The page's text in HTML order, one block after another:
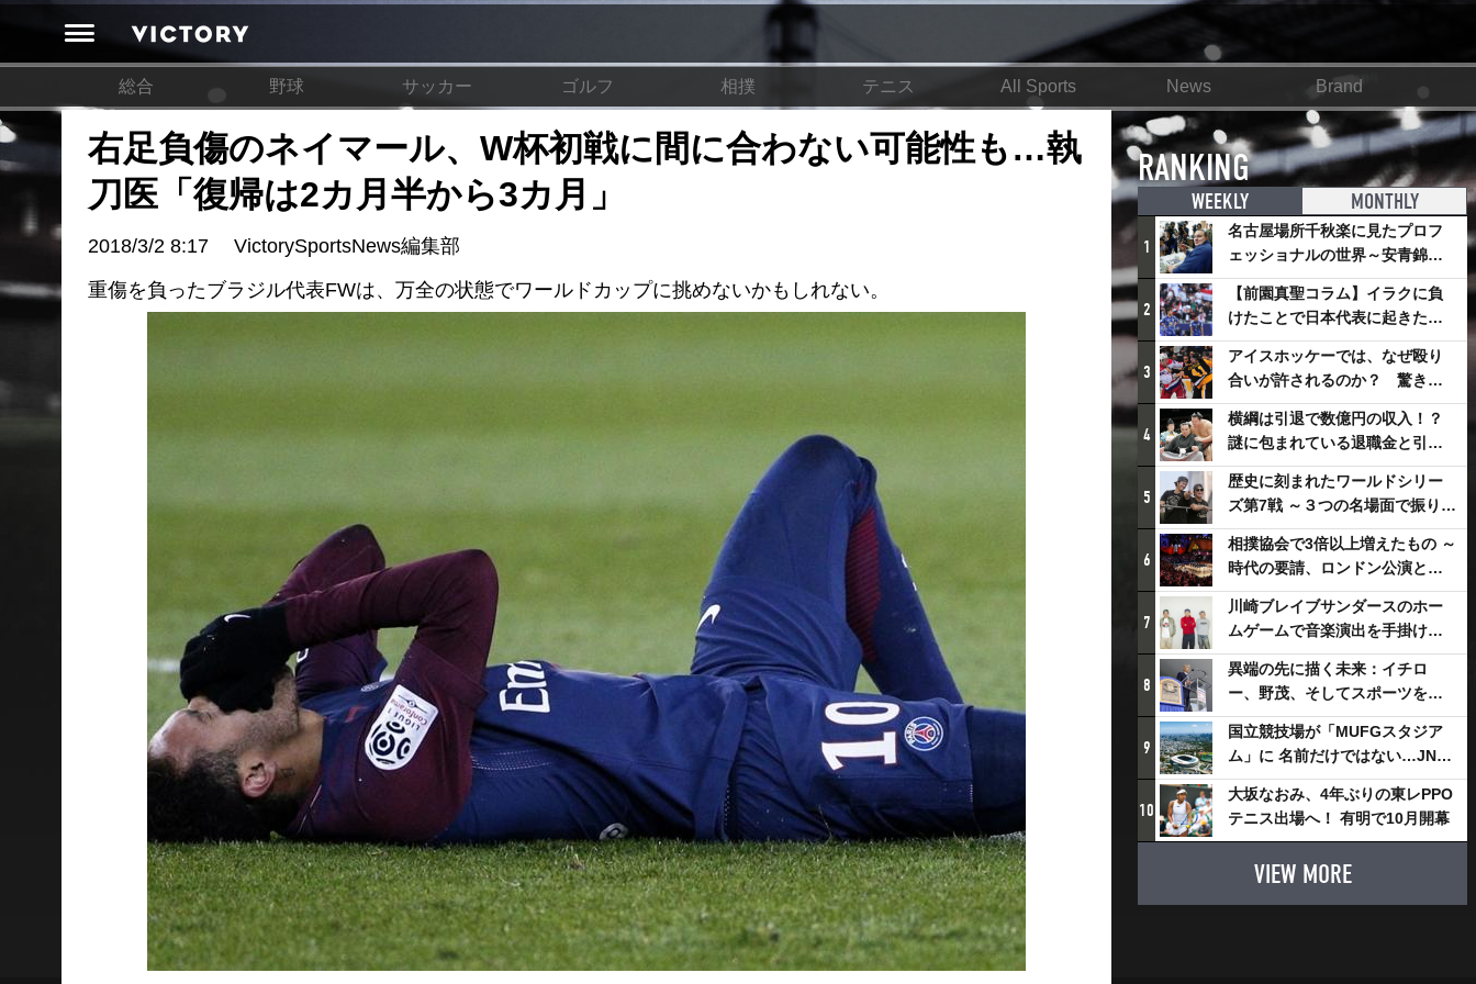
総合 野球 サッカー ゴルフ 相撲 テニス All Sports News Brand
右足負傷のネイマール、W杯初戦に間に合わない可能性も…執
刀医「復帰は2カ月半から3カ月」
2018/3/2 8:17
VictorySportsNews編集部
重傷を負ったブラジル代表FWは、万全の状態でワールドカップに挑めないかもしれない。
RANKING
WEEKLY MONTHLY
1
名古屋場所千秋楽に見たプロフ
ェッショナルの世界～安青錦の
優勝を巡るさまざまなドラマ
2
【前園真聖コラム】イラクに負
けたことで日本代表に起きたプ
ラスとは
3
アイスホッケーでは、なぜ殴り
合いが許されるのか？ 驚きの
「ファイティング」ルールにつ
いて
4
横綱は引退で数億円の収入！？
謎に包まれている退職金と引退
相撲興行
5
歴史に刻まれたワールドシリー
ズ第7戦 ～３つの名場面で振り返
る～
6
相撲協会で3倍以上増えたもの ～
時代の要請、ロンドン公演と古
式大相撲
7
川崎ブレイブサンダースのホー
ムゲームで音楽演出を手掛ける
スチャダラパーが川崎新！アリ
ーナシティ・プロジェクトを語
る 「楽しみでしかないでしょ。
川崎は、ずっと成長曲線だか
ら」
8
異端の先に描く未来：イチロ
ー、野茂、そしてスポーツを支
える科学界の挑戦
9
国立競技場が「MUFGスタジア
ム」に 名前だけではない…JNSE
とMUFGが“共創”し描く地域活
性化・社会価値創造の近未来図
とは
10
大坂なおみ、4年ぶりの東レPPO
テニス出場へ！ 有明で10月開幕
VIEW MORE